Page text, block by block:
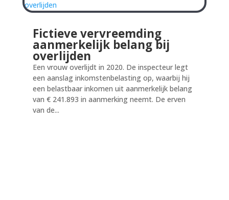
Fictieve vervreemding
aanmerkelijk belang bij
overlijden
Een vrouw overlijdt in 2020. De inspecteur legt
een aanslag inkomstenbelasting op, waarbij hij
een belastbaar inkomen uit aanmerkelijk belang
van € 241.893 in aanmerking neemt. De erven
van de...